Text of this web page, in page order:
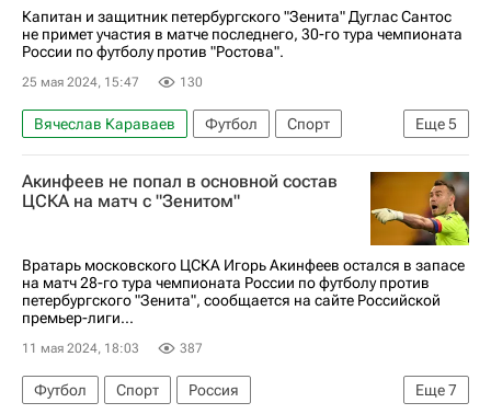
Капитан и защитник петербургского "Зенита" Дуглас Сантос
не примет участия в матче последнего, 30-го тура чемпионата
России по футболу против "Ростова".
25 мая 2024, 15:47 130
Еще5
Вячеслав Караваев Футбол
Спорт
Сергей Песьяков
Денис Адамов
Зенит
Дуглас Сантос
Ростов
Акинфеев не попал в основной состав
ЦСКА на матч с "Зенитом"
Вратарь московского ЦСКА Игорь Акинфеев остался в запасе
на матч 28-го тура чемпионата России по футболу против
петербургского "Зенита", сообщается на сайте Российской
премьер-лиги...
11 мая 2024, 18:03 387
Еще7
Футбол Спорт
Россия